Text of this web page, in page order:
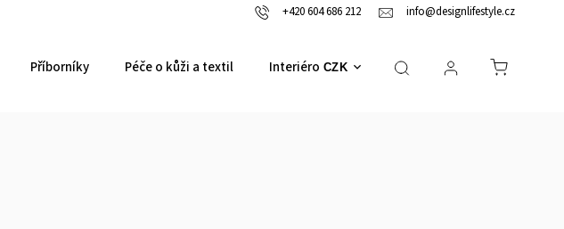
+420 604 686 212 info@designlifestyle.cz
CZK
Příborníky Péče o kůži a textil Interiérové doplňky